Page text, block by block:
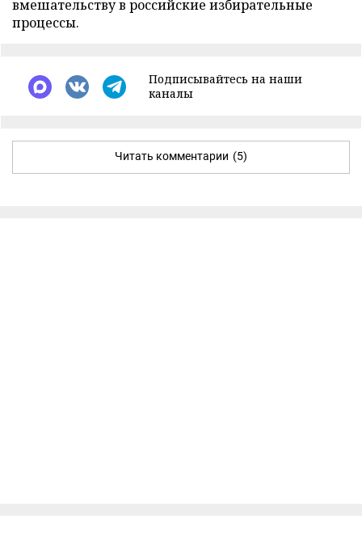
вмешательству в российские избирательные
процессы.
Подписывайтесь на наши
каналы
Читать комментарии (5)